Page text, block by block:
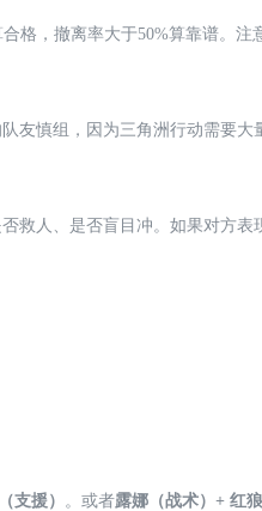
格，撤离率大于50%算靠谱。注
友慎组，因为三角洲行动需要大
救人、是否盲目冲。如果对方表
支援） 。或者露娜（战术）+ 红